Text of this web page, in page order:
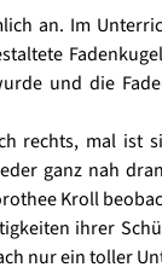
an. Im
und die
rechts, mal ist
ganz nah
Kroll
ihrer
nur ein toller